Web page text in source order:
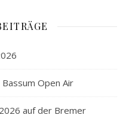
Open Air
auf der Bremer